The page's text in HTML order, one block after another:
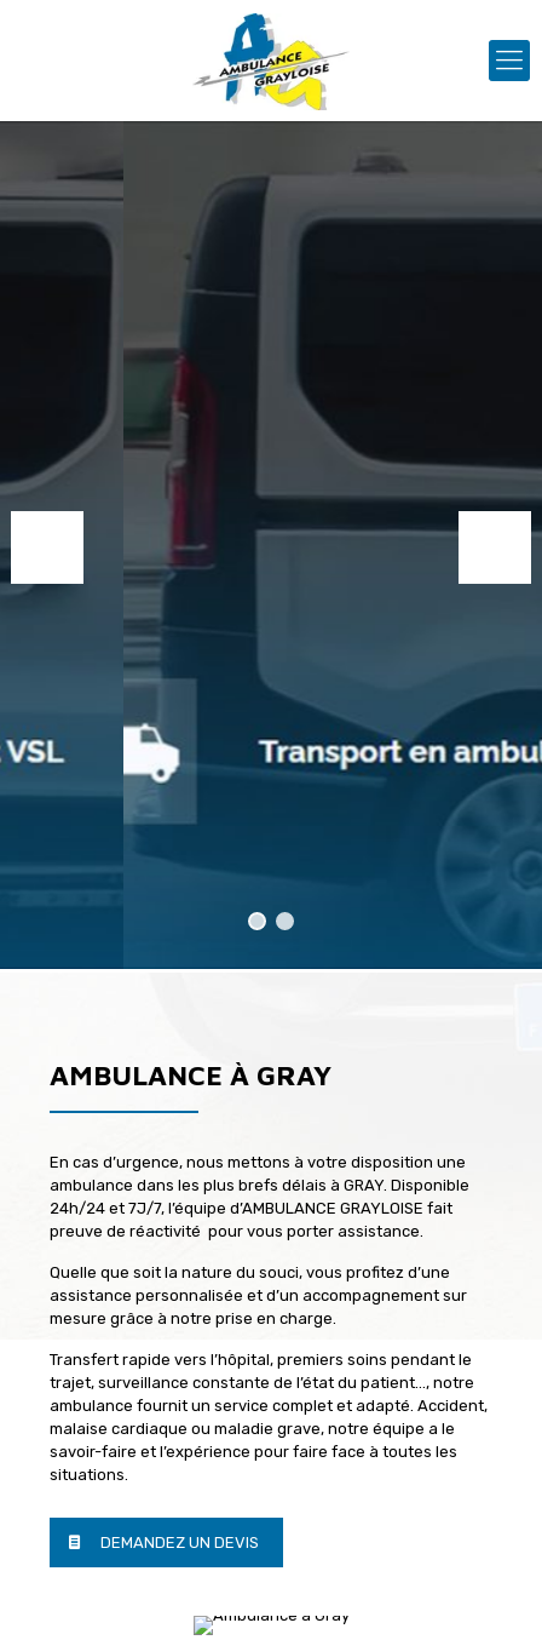
AMBULANCE À GRAY
En cas d’urgence, nous mettons à votre disposition une
ambulance dans les plus brefs délais à GRAY. Disponible
24h/24 et 7J/7, l’équipe d’AMBULANCE GRAYLOISE fait
preuve de réactivité pour vous porter assistance.
Quelle que soit la nature du souci, vous profitez d’une
assistance personnalisée et d’un accompagnement sur
mesure grâce à notre prise en charge.
Transfert rapide vers l’hôpital, premiers soins pendant le
trajet, surveillance constante de l’état du patient…, notre
ambulance fournit un service complet et adapté. Accident,
malaise cardiaque ou maladie grave, notre équipe a le
savoir-faire et l’expérience pour faire face à toutes les
situations.
DEMANDEZ UN DEVIS